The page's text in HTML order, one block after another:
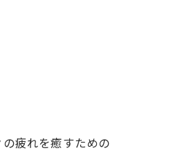
疲れを癒すための